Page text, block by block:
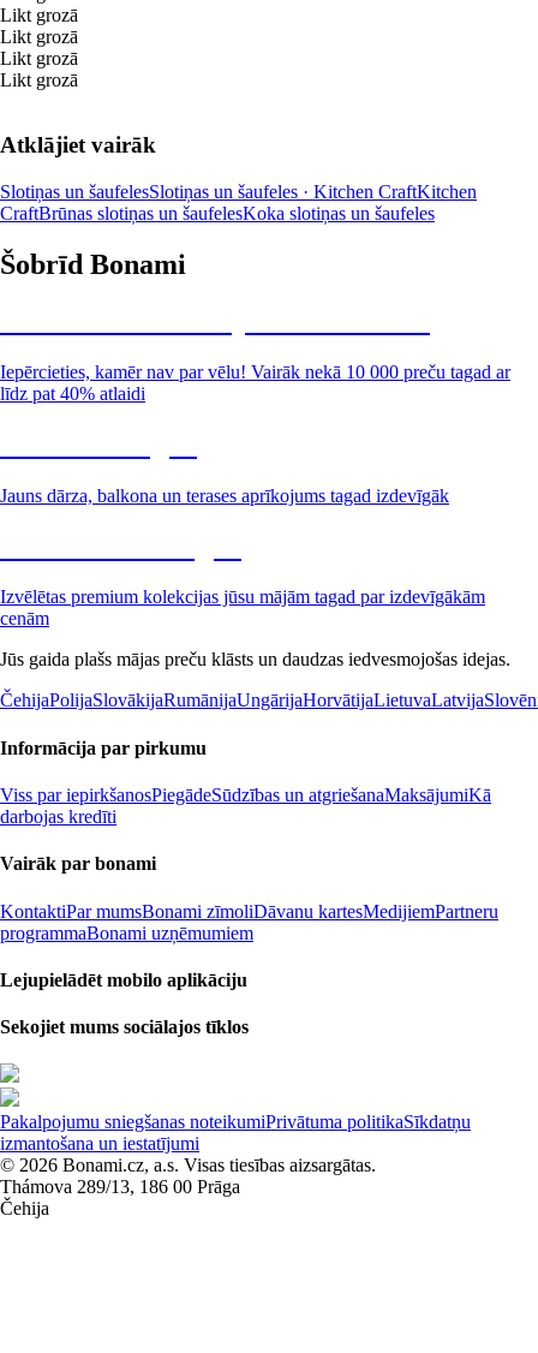
Likt grozā
Likt grozā
Likt grozā
Likt grozā
Atklājiet vairāk
Slotiņas un šaufelesSlotiņas un šaufeles · Kitchen CraftKitchen
CraftBrūnas slotiņas un šaufelesKoka slotiņas un šaufeles
Šobrīd Bonami
Iepērcieties, kamēr nav par vēlu! Vairāk nekā 10 000 preču tagad ar
līdz pat 40% atlaidi
Jauns dārza, balkona un terases aprīkojums tagad izdevīgāk
Izvēlētas premium kolekcijas jūsu mājām tagad par izdevīgākām
cenām
Jūs gaida plašs mājas preču klāsts un daudzas iedvesmojošas idejas.
ČehijaPolijaSlovākijaRumānijaUngārijaHorvātijaLietuvaLatvija
Informācija par pirkumu
Viss par iepirkšanosPiegādeSūdzības un atgriešanaMaksājumiKā
darbojas kredīti
Vairāk par bonami
KontaktiPar mumsBonami zīmoliDāvanu kartesMedijiemPartneru
programmaBonami uzņēmumiem
Lejupielādēt mobilo aplikāciju
Sekojiet mums sociālajos tīklos
Pakalpojumu sniegšanas noteikumiPrivātuma politikaSīkdatņu
izmantošana un iestatījumi
© 2026 Bonami.cz, a.s. Visas tiesības aizsargātas.
Thámova 289/13, 186 00 Prāga
Čehija